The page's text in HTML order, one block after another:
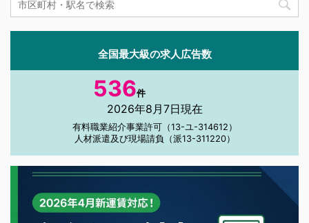
全国最大級の求人広告数
536件
2026年8月7日現在
有料職業紹介事業許可（13-ユ-314612）
人材派遣及び現場請負（派13-311220）